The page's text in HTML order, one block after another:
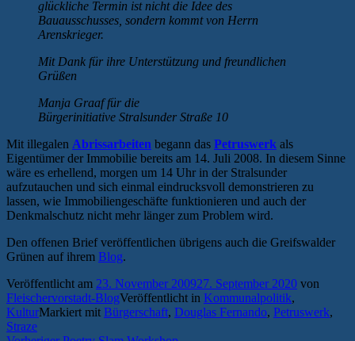
glückliche Termin ist nicht die Idee des
Bauausschusses, sondern kommt von Herrn
Arenskrieger.
Mit Dank für ihre Unterstützung und freundlichen
Grüßen
Manja Graaf für die
Bürgerinitiative Stralsunder Straße 10
Mit illegalen Abrissarbeiten begann das Petruswerk als
Eigentümer der Immobilie bereits am 14. Juli 2008. In diesem Sinne
wäre es erhellend, morgen um 14 Uhr in der Stralsunder
aufzutauchen und sich einmal eindrucksvoll demonstrieren zu
lassen, wie Immobiliengeschäfte funktionieren und auch der
Denkmalschutz nicht mehr länger zum Problem wird.
Den offenen Brief veröffentlichen übrigens auch die Greifswalder
Grünen auf ihrem Blog.
Veröffentlicht am 23. November 200927. September 2020 von
Fleischervorstadt-BlogVeröffentlicht in Kommunalpolitik,
KulturMarkiert mit Bürgerschaft, Douglas Fernando, Petruswerk,
Straze